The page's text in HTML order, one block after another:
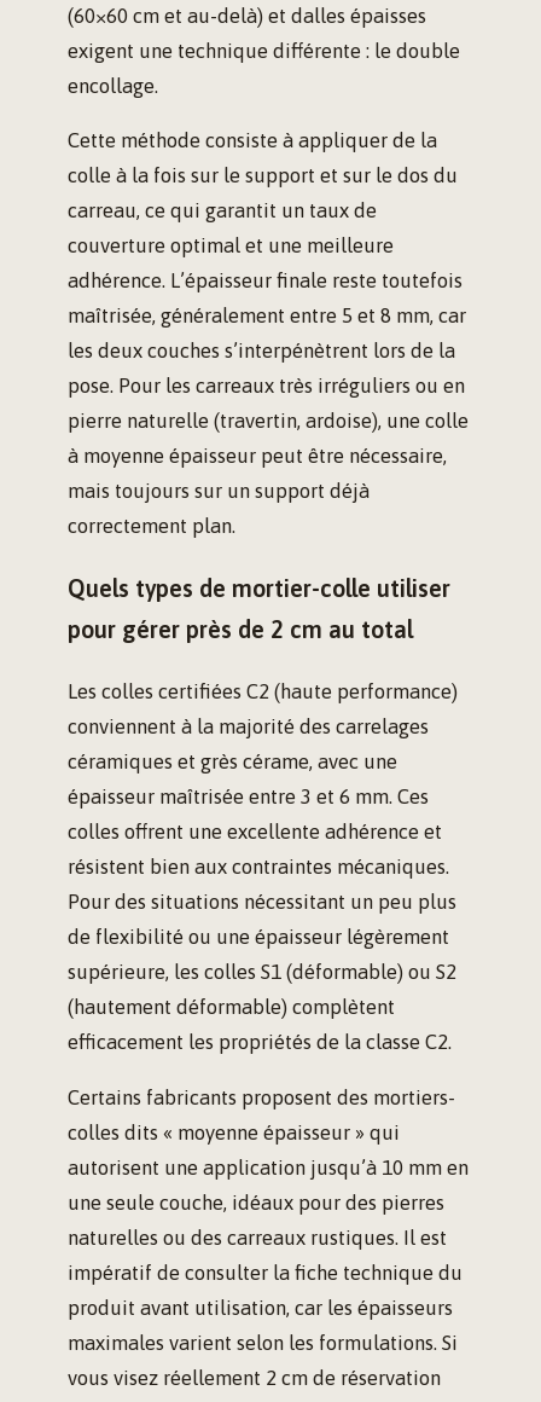
(60×60 cm et au-delà) et dalles épaisses
exigent une technique différente : le double
encollage.
Cette méthode consiste à appliquer de la
colle à la fois sur le support et sur le dos du
carreau, ce qui garantit un taux de
couverture optimal et une meilleure
adhérence. L’épaisseur finale reste toutefois
maîtrisée, généralement entre 5 et 8 mm, car
les deux couches s’interpénètrent lors de la
pose. Pour les carreaux très irréguliers ou en
pierre naturelle (travertin, ardoise), une colle
à moyenne épaisseur peut être nécessaire,
mais toujours sur un support déjà
correctement plan.
Quels types de mortier-colle utiliser
pour gérer près de 2 cm au total
Les colles certifiées C2 (haute performance)
conviennent à la majorité des carrelages
céramiques et grès cérame, avec une
épaisseur maîtrisée entre 3 et 6 mm. Ces
colles offrent une excellente adhérence et
résistent bien aux contraintes mécaniques.
Pour des situations nécessitant un peu plus
de flexibilité ou une épaisseur légèrement
supérieure, les colles S1 (déformable) ou S2
(hautement déformable) complètent
efficacement les propriétés de la classe C2.
Certains fabricants proposent des mortiers-
colles dits « moyenne épaisseur » qui
autorisent une application jusqu’à 10 mm en
une seule couche, idéaux pour des pierres
naturelles ou des carreaux rustiques. Il est
impératif de consulter la fiche technique du
produit avant utilisation, car les épaisseurs
maximales varient selon les formulations. Si
vous visez réellement 2 cm de réservation